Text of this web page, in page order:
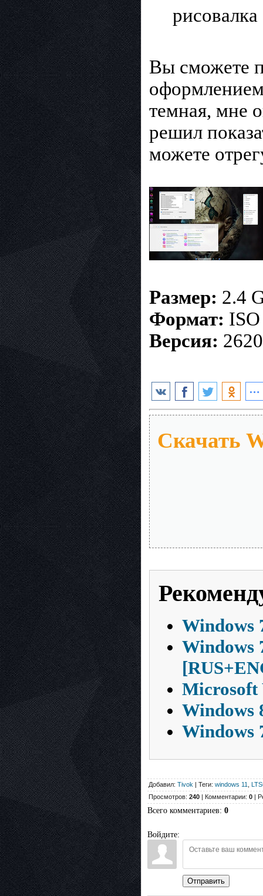
рисовалка
Вы сможете
темная, мне
решил
можете
Размер: 2.4
Формат: ISO
Версия:
Скачать
Windows
Windows
Microsoft
Windows
Windows
Добавил: Tivok | Теги: windows 11
Просмотров: 240 | Комментарии: 0 |
Всего комментариев: 0
Войдите:
Отправить